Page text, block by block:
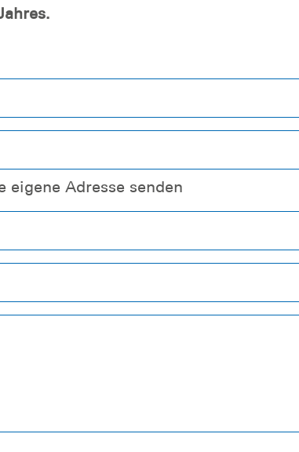
eigene Adresse senden